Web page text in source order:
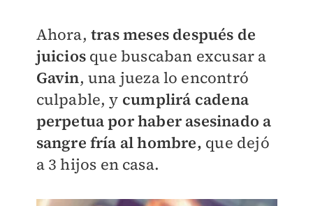
Ahora, tras meses después de
juiciosque buscaban excusar a
Gavin, una jueza lo encontró
culpable, y cumplirá cadena
perpetua por haber asesinado a
sangre fría al hombre, que dejó
a 3 hijos en casa.